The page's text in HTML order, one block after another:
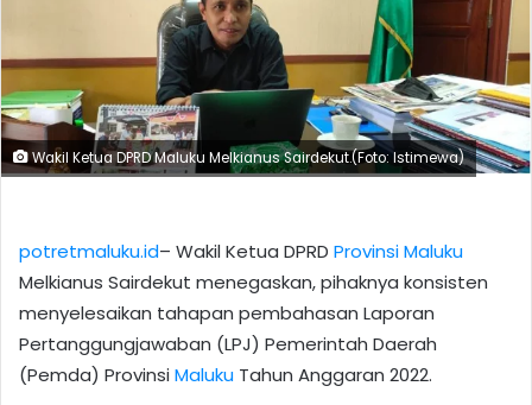
Wakil Ketua DPRD Maluku Melkianus Sairdekut.(Foto: Istimewa)
potretmaluku.id– Wakil Ketua DPRD Provinsi Maluku
Melkianus Sairdekut menegaskan, pihaknya konsisten
menyelesaikan tahapan pembahasan Laporan
Pertanggungjawaban (LPJ) Pemerintah Daerah
(Pemda) ProvinsiMaluku Tahun Anggaran 2022.